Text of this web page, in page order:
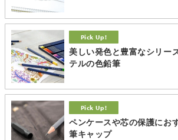
美しい発色と豊富なシリー
テルの色鉛筆
ペンケースや芯の保護にお
筆キャップ